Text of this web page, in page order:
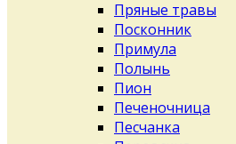
Пряные травы
Посконник
Примула
Полынь
Пион
Печеночница
Песчанка